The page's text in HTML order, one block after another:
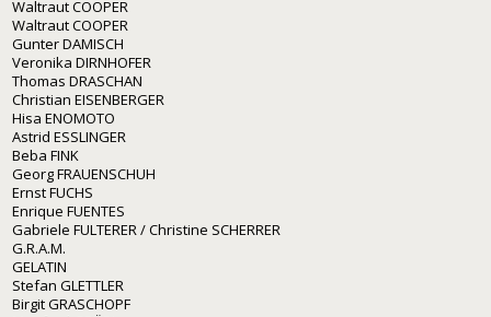
Waltraut COOPER
Waltraut COOPER
Gunter DAMISCH
Veronika DIRNHOFER
Thomas DRASCHAN
Christian EISENBERGER
Hisa ENOMOTO
Astrid ESSLINGER
Beba FINK
Georg FRAUENSCHUH
Ernst FUCHS
Enrique FUENTES
Gabriele FULTERER / Christine SCHERRER
G.R.A.M.
GELATIN
Stefan GLETTLER
Birgit GRASCHOPF